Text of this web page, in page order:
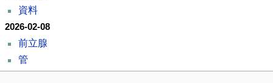
資料
2026-02-08
前立腺
管